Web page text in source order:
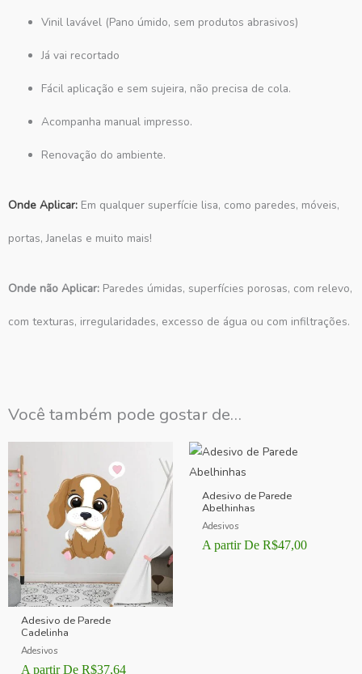
Vinil lavável (Pano úmido, sem produtos abrasivos)
Já vai recortado
Fácil aplicação e sem sujeira, não precisa de cola.
Acompanha manual impresso.
Renovação do ambiente.
Onde Aplicar: Em qualquer superfície lisa, como paredes, móveis,
portas, Janelas e muito mais!
Onde não Aplicar: Paredes úmidas, superfícies porosas, com relevo,
com texturas, irregularidades, excesso de água ou com infiltrações.
Você também pode gostar de…
Adesivo de Parede
Cadelinha
Adesivos
A partir De R$37,64
Adesivo de Parede
Abelhinhas
Adesivos
A partir De R$47,00